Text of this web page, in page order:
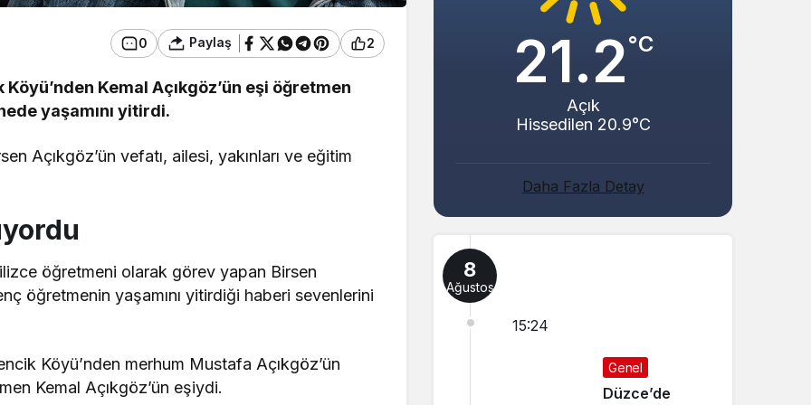
0 Paylaş 2
Kemal Açıkgöz’ün eşi öğretmen
yaşamını yitirdi.
Açıkgöz’ün vefatı, ailesi, yakınları ve eğitim
öğretmeni olarak görev yapan Birsen
öğretmenin yaşamını yitirdiği haberi sevenlerini
Köyü’nden merhum Mustafa Açıkgöz’ün
Kemal Açıkgöz’ün eşiydi.
21.2°C
Açık
Hissedilen 20.9°C
Daha Fazla Detay
8
Ağustos
15:24
Genel
Düzce’de